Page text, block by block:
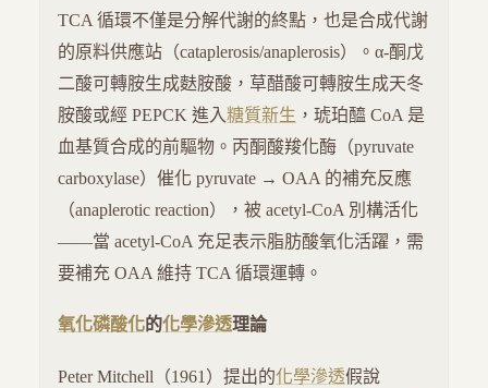
TCA 循環不僅是分解代謝的終點，也是合成代謝
的原料供應站（cataplerosis/anaplerosis）。α-酮戊
二酸可轉胺生成麩胺酸，草醋酸可轉胺生成天冬
胺酸或經 PEPCK 進入糖質新生 ，琥珀醯 CoA 是
血基質合成的前驅物。丙酮酸羧化酶（pyruvate
carboxylase）催化 pyruvate → OAA 的補充反應
（anaplerotic reaction），被 acetyl-CoA 別構活化
——當 acetyl-CoA 充足表示脂肪酸氧化活躍，需
要補充 OAA 維持 TCA 循環運轉。
氧化磷酸化的化學滲透理論
Peter Mitchell（1961）提出的化學滲透假說